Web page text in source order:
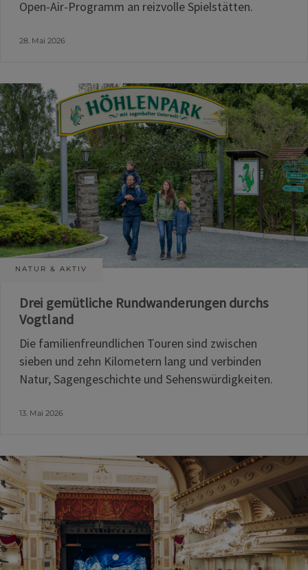
Open-Air-Programm an reizvolle Spielstätten.
28. Mai 2026
NATUR & AKTIV
Drei gemütliche Rundwanderungen durchs
Vogtland
Die familienfreundlichen Touren sind zwischen
sieben und zehn Kilometern lang und verbinden
Natur, Sagengeschichte und Sehenswürdigkeiten.
13. Mai 2026